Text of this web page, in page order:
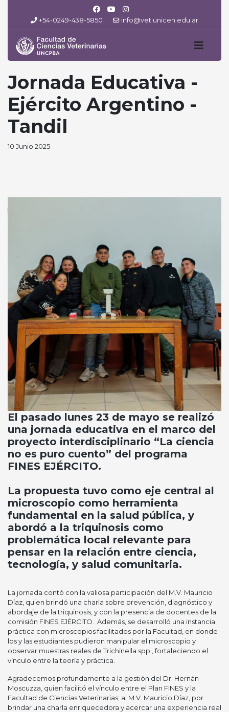
+54-0249-438-5850 info@vet.unicen.edu.ar
Jornada Educativa -
Ejército Argentino -
Tandil
10 Junio 2025
El pasado lunes 23 de mayo se realizó
una jornada educativa en el marco del
proyecto interdisciplinario “La ciencia
no es puro cuento” del programa
FINES EJÉRCITO.
La propuesta tuvo como eje central al
microscopio como herramienta
fundamental en la salud pública, y
abordó a la triquinosis como
problemática local relevante para
pensar en la relación entre ciencia,
tecnología, y salud comunitaria.
La jornada contó con la valiosa participación del M.V. Mauricio
Díaz, quien brindó una charla sobre prevención, diagnóstico y
abordaje de la triquinosis, y con la presencia de docentes de la
comisión FINES EJÉRCITO.
Además, se desarrolló una instancia
práctica con microscopios facilitados por la Facultad, en donde
los y las estudiantes pudieron manipular el microscopio y
observar muestras reales de Trichinella spp., fortaleciendo el
vínculo entre la teoría y práctica.
Agradecemos profundamente a la gestión del Dr. Hernán
Moscuzza, quien facilitó el vínculo entre el Plan FINES y la
Facultad de Ciencias Veterinarias; al M.V. Mauricio Díaz, por
brindar una charla enriquecedora y acercar una experiencia real